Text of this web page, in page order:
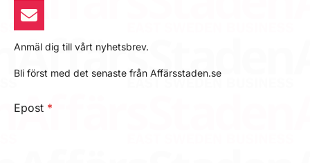
Anmäl dig till vårt nyhetsbrev.
Bli först med det senaste från Affärsstaden.se
Epost *